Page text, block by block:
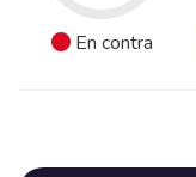
En contra